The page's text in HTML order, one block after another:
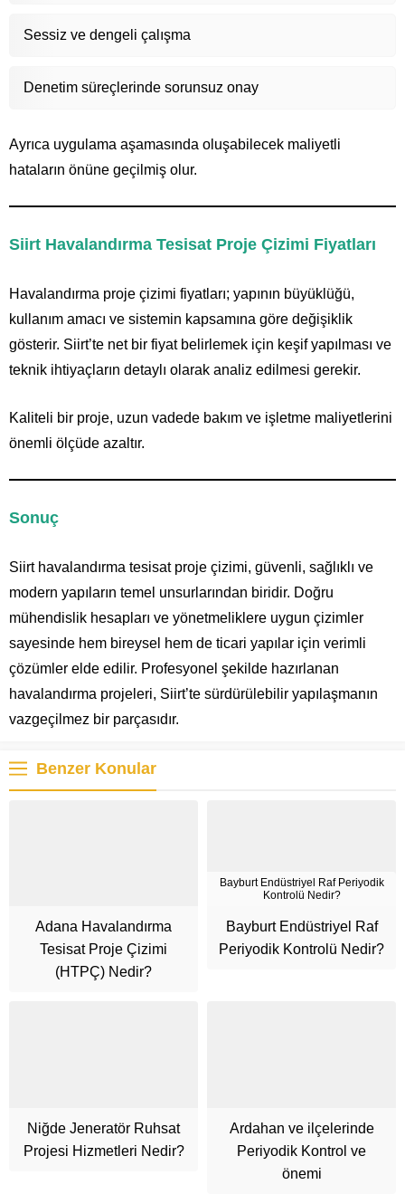
Sessiz ve dengeli çalışma
Denetim süreçlerinde sorunsuz onay
Ayrıca uygulama aşamasında oluşabilecek maliyetli
hataların önüne geçilmiş olur.
Siirt Havalandırma Tesisat Proje Çizimi Fiyatları
Havalandırma proje çizimi fiyatları; yapının büyüklüğü,
kullanım amacı ve sistemin kapsamına göre değişiklik
gösterir. Siirt’te net bir fiyat belirlemek için keşif yapılması ve
teknik ihtiyaçların detaylı olarak analiz edilmesi gerekir.
Kaliteli bir proje, uzun vadede bakım ve işletme maliyetlerini
önemli ölçüde azaltır.
Sonuç
Siirt havalandırma tesisat proje çizimi, güvenli, sağlıklı ve
modern yapıların temel unsurlarından biridir. Doğru
mühendislik hesapları ve yönetmeliklere uygun çizimler
sayesinde hem bireysel hem de ticari yapılar için verimli
çözümler elde edilir. Profesyonel şekilde hazırlanan
havalandırma projeleri, Siirt’te sürdürülebilir yapılaşmanın
vazgeçilmez bir parçasıdır.
Benzer Konular
Adana Havalandırma
Tesisat Proje Çizimi
(HTPÇ) Nedir?
Bayburt Endüstriyel Raf Periyodik
Kontrolü Nedir?
Bayburt Endüstriyel Raf
Periyodik Kontrolü Nedir?
Niğde Jeneratör Ruhsat
Projesi Hizmetleri Nedir?
Ardahan ve ilçelerinde
Periyodik Kontrol ve
önemi